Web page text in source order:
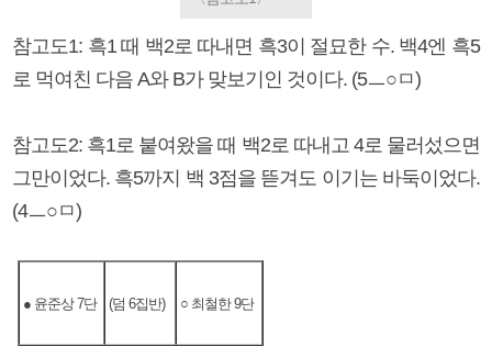
참고도1: 흑1 때 백2로 따내면 흑3이 절묘한 수. 백4엔 흑5
로 먹여친 다음 A와 B가 맞보기인 것이다. (5ㅡ○ㅁ)
참고도2: 흑1로 붙여왔을 때 백2로 따내고 4로 물러섰으면
그만이었다. 흑5까지 백 3점을 뜯겨도 이기는 바둑이었다.
(4ㅡ○ㅁ)
● 윤준상 7단 (덤 6집반) ○ 최철한 9단